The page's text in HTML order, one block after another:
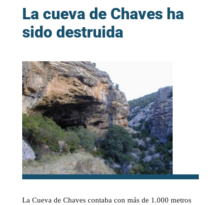
La cueva de Chaves ha
sido destruida
La Cueva de Chaves contaba con más de 1.000 metros